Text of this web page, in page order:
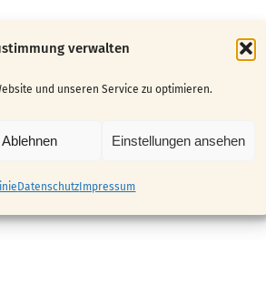
verwalten
und unseren Service zu optimieren.
Ablehnen Einstellungen ansehen
Datenschutz Impressum